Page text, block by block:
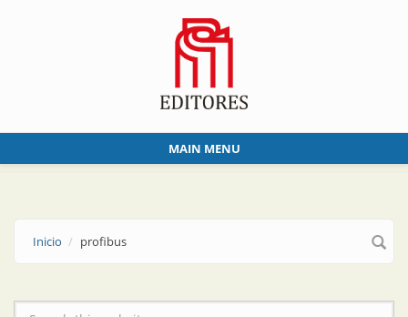
MAIN MENU
Inicio profibus